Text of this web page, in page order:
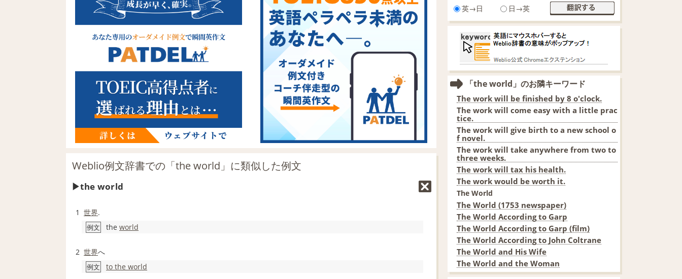
Weblio例文辞書での「the world」に類似した例文
the world
1 世界.
例文 the world
2 世界へ
例文 to the world
英→日 日→英
「the world」のお隣キーワード
The work will be finished by 8 o'clock.
The work will come easy with a little prac
tice.
The work will give birth to a new school o
f novel.
The work will take anywhere from two to
three weeks.
The work will tax his health.
The work would be worth it.
The World
The World (1753 newspaper)
The World According to Garp
The World According to Garp (film)
The World According to John Coltrane
The World and His Wife
The World and the Woman